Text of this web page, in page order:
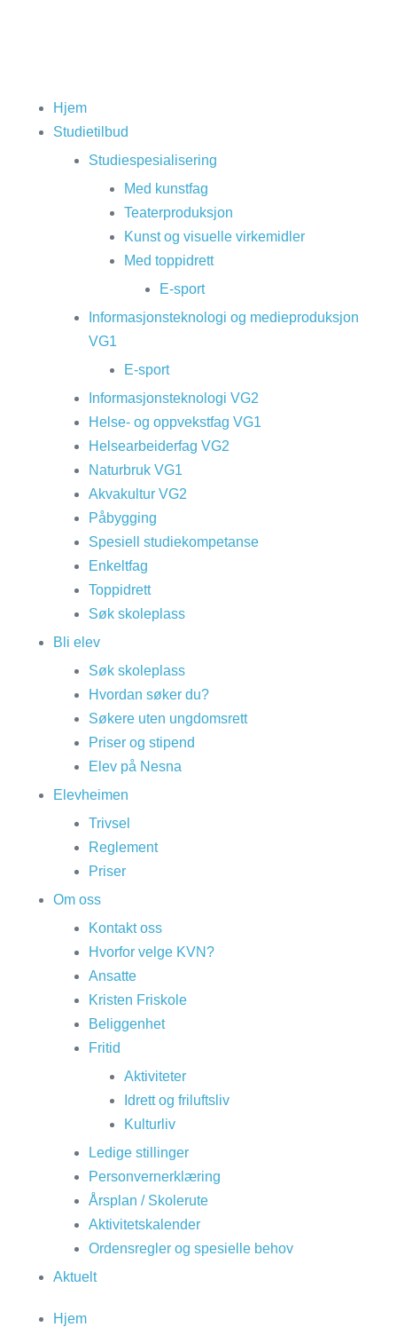
Hjem
Studietilbud
Studiespesialisering
Med kunstfag
Teaterproduksjon
Kunst og visuelle virkemidler
Med toppidrett
E-sport
Informasjonsteknologi og medieproduksjon
VG1
E-sport
Informasjonsteknologi VG2
Helse- og oppvekstfag VG1
Helsearbeiderfag VG2
Naturbruk VG1
Akvakultur VG2
Påbygging
Spesiell studiekompetanse
Enkeltfag
Toppidrett
Søk skoleplass
Bli elev
Søk skoleplass
Hvordan søker du?
Søkere uten ungdomsrett
Priser og stipend
Elev på Nesna
Elevheimen
Trivsel
Reglement
Priser
Om oss
Kontakt oss
Hvorfor velge KVN?
Ansatte
Kristen Friskole
Beliggenhet
Fritid
Aktiviteter
Idrett og friluftsliv
Kulturliv
Ledige stillinger
Personvernerklæring
Årsplan / Skolerute
Aktivitetskalender
Ordensregler og spesielle behov
Aktuelt
Hjem